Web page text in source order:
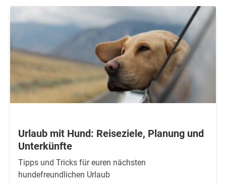
Urlaub mit Hund: Reiseziele, Planung und
Unterkünfte
Tipps und Tricks für euren nächsten
hundefreundlichen Urlaub